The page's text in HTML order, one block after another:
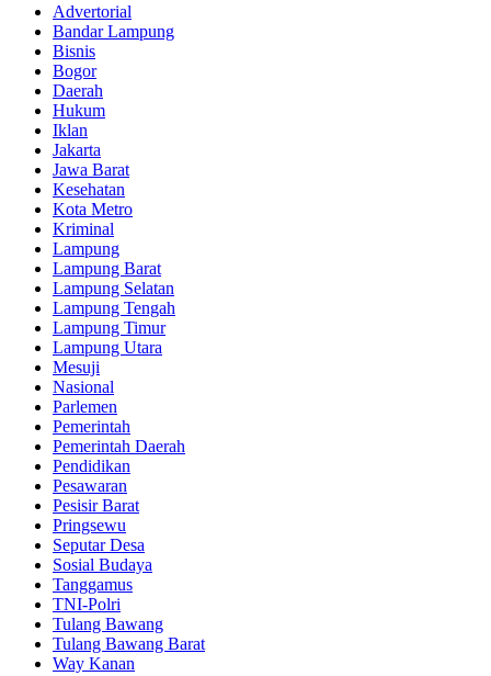
Advertorial
Bandar Lampung
Bisnis
Bogor
Daerah
Hukum
Iklan
Jakarta
Jawa Barat
Kesehatan
Kota Metro
Kriminal
Lampung
Lampung Barat
Lampung Selatan
Lampung Tengah
Lampung Timur
Lampung Utara
Mesuji
Nasional
Parlemen
Pemerintah
Pemerintah Daerah
Pendidikan
Pesawaran
Pesisir Barat
Pringsewu
Seputar Desa
Sosial Budaya
Tanggamus
TNI-Polri
Tulang Bawang
Tulang Bawang Barat
Way Kanan